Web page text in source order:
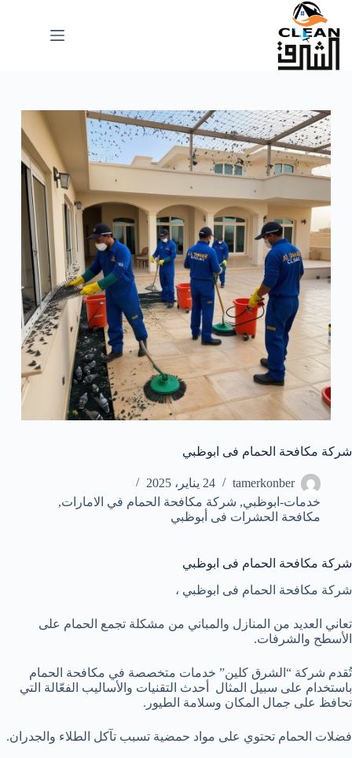
التجاوز
المحتوى
شركة مكافحة الحمام فى ابوظبي
tamerkonber
24 يناير، 2025
خدمات-ابوظبي, شركة مكافحة الحمام في الامارات,
مكافحة الحشرات فى أبوظبي
شركة مكافحة الحمام فى ابوظبي
شركة مكافحة الحمام فى ابوظبي ،
تعاني العديد من المنازل والمباني من مشكلة تجمع الحمام على
الأسطح والشرفات.
تُقدم شركة “الشرق كلين” خدمات متخصصة في مكافحة الحمام
باستخدام على سبيل المثال أحدث التقنيات والأساليب الفعّالة التي
تحافظ على جمال المكان وسلامة الطيور.
فضلات الحمام تحتوي على مواد حمضية تسبب تآكل الطلاء والجدران.